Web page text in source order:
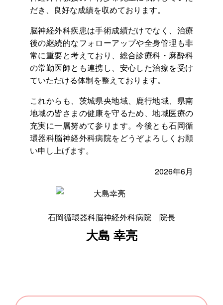
だき、良好な成績を収めております。
脳神経外科疾患は手術成績だけでなく、治療
後の継続的なフォローアップや全身管理も非
常に重要と考えており、総合診療科・麻酔科
の常勤医師とも連携し、安心した治療を受け
ていただける体制を整えております。
これからも、茨城県央地域、鹿行地域、県南
地域の皆さまの健康を守るため、地域医療の
充実に一層努めて参ります。今後とも石岡循
環器科脳神経外科病院をどうぞよろしくお願
い申し上げます。
2026年6月
石岡循環器科脳神経外科病院 院長
大島 幸亮